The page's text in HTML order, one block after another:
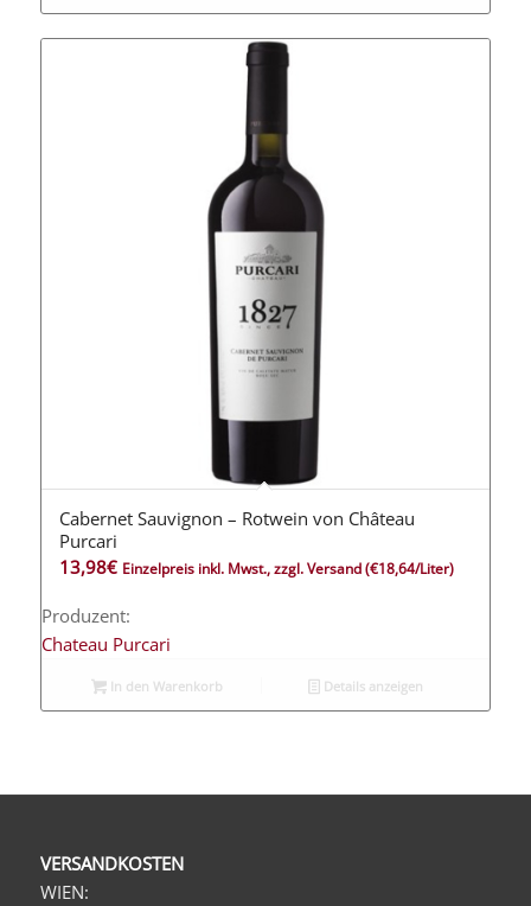
Cabernet Sauvignon – Rotwein von Château
Purcari
13,98€ Einzelpreis inkl. Mwst., zzgl. Versand(€18,64/Liter)
Produzent:
Chateau Purcari
In den Warenkorb Details anzeigen
VERSANDKOSTEN
WIEN: